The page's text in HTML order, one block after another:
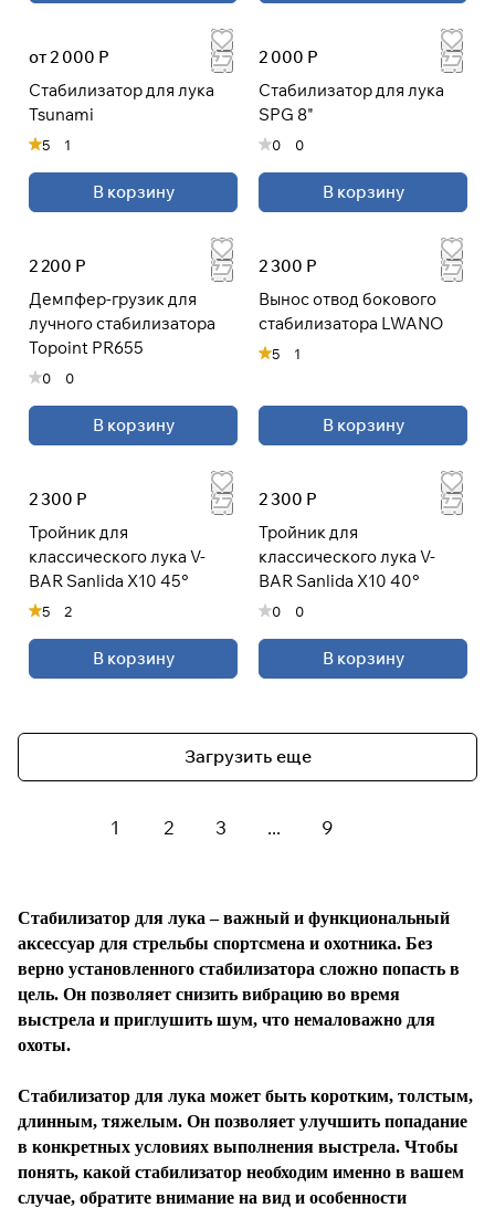
от 2 000 Р
Стабилизатор для лука
Tsunami
5 1
В корзину
2 000 Р
Стабилизатор для лука
SPG 8"
0 0
В корзину
2 200 Р
Демпфер-грузик для
лучного стабилизатора
Topoint PR655
0 0
В корзину
2 300 Р
Вынос отвод бокового
стабилизатора LWANO
5 1
В корзину
2 300 Р
Тройник для
классического лука V-
BAR Sanlida X10 45°
5 2
В корзину
2 300 Р
Тройник для
классического лука V-
BAR Sanlida X10 40°
0 0
В корзину
Загрузить еще
1 2 3 ... 9
Стабилизатор для лука – важный и функциональный
аксессуар для стрельбы спортсмена и охотника. Без
верно установленного стабилизатора сложно попасть в
цель. Он позволяет снизить вибрацию во время
выстрела и приглушить шум, что немаловажно для
охоты.
Стабилизатор для лука может быть коротким, толстым,
длинным, тяжелым. Он позволяет улучшить попадание
в конкретных условиях выполнения выстрела. Чтобы
понять, какой стабилизатор необходим именно в вашем
случае, обратите внимание на вид и особенности